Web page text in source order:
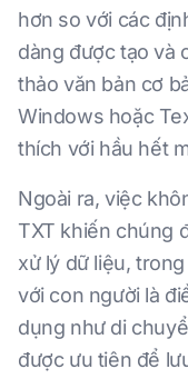
hơn so với các
dàng được tạo và
thảo văn bản cơ
Windows hoặc
thích với hầu hết
Ngoài ra, việc
TXT khiến chúng
xử lý dữ liệu,
với con người là
dụng như di
được ưu tiên để